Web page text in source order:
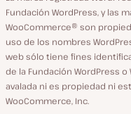
Fundación WordPress, y las
WooCommerce® son
uso de los nombres
web sólo tiene fines
de la Fundación WordPress
avalada ni es propiedad ni
WooCommerce, Inc.